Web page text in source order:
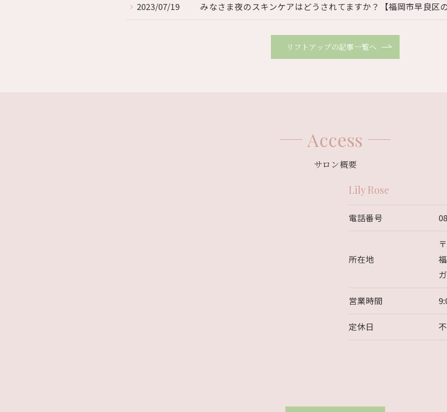
2023/07/19 みなさま夜のスキンケアはどうされてますか？【福岡市早良区
リフトアップの記事一覧へ
サロン概要
Access
Lily Rose
電話番号
所在地
営業時間
定休日